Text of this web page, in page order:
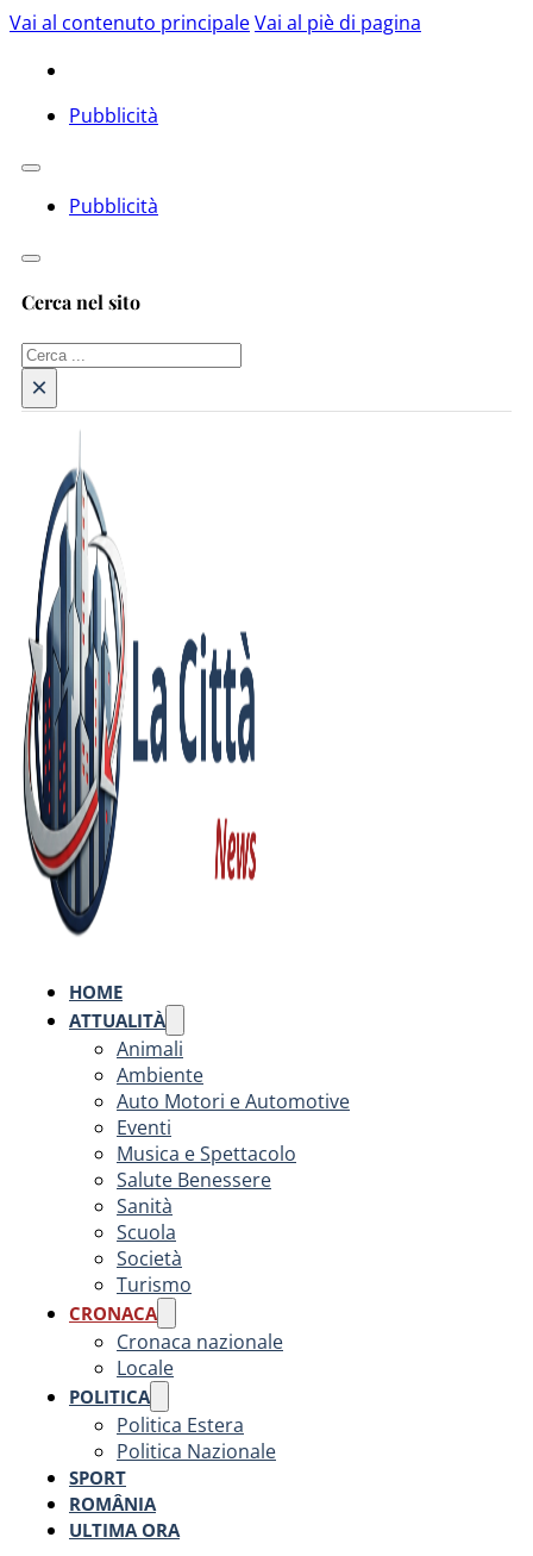
Vai al contenuto principaleVai al piè di pagina
Pubblicità
Pubblicità
Cerca nel sito
Cerca
×
HOME
ATTUALITÀ
Animali
Ambiente
Auto Motori e Automotive
Eventi
Musica e Spettacolo
Salute Benessere
Sanità
Scuola
Società
Turismo
CRONACA
Cronaca nazionale
Locale
POLITICA
Politica Estera
Politica Nazionale
SPORT
ROMÂNIA
ULTIMA ORA